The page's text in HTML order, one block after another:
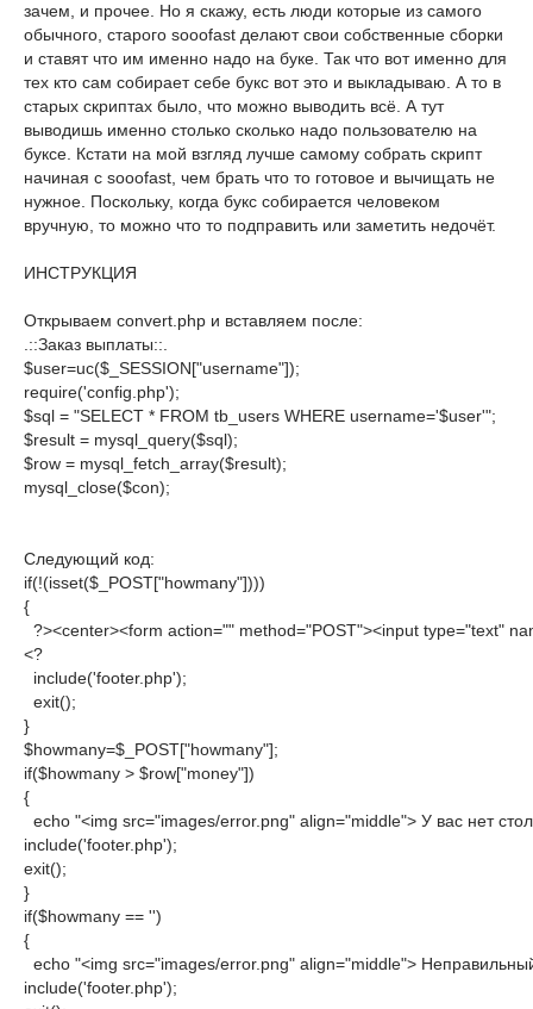
зачем, и прочее. Но я скажу, есть люди которые из самого
обычного, старого sooofast делают свои собственные сборки
и ставят что им именно надо на буке. Так что вот именно для
тех кто сам собирает себе букс вот это и выкладываю. А то в
старых скриптах было, что можно выводить всё. А тут
выводишь именно столько сколько надо пользователю на
буксе. Кстати на мой взгляд лучше самому собрать скрипт
начиная с sooofast, чем брать что то готовое и вычищать не
нужное. Поскольку, когда букс собирается человеком
вручную, то можно что то подправить или заметить недочёт.
ИНСТРУКЦИЯ
Открываем convert.php и вставляем после:
.::Заказ выплаты::.
$user=uc($_SESSION["username"]);
require('config.php');
$sql = "SELECT * FROM tb_users WHERE username='$user'";
$result = mysql_query($sql);
$row = mysql_fetch_array($result);
mysql_close($con);
Следующий код:
if(!(isset($_POST["howmany"])))
{
?><center><form action="" method="POST"><input type="text"
<?
  include('footer.php');
  exit();
}
$howmany=$_POST["howmany"];
if($howmany > $row["money"])
{
echo "<img src="images/error.png" align="middle"> У вас нет
include('footer.php');
exit();
}
if($howmany == '')
{
echo "<img src="images/error.png" align="middle"> Неправильный
include('footer.php');